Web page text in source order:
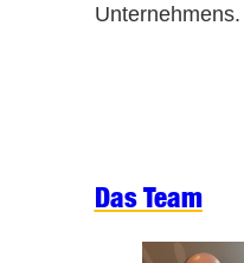
Unternehmens.
Das Team